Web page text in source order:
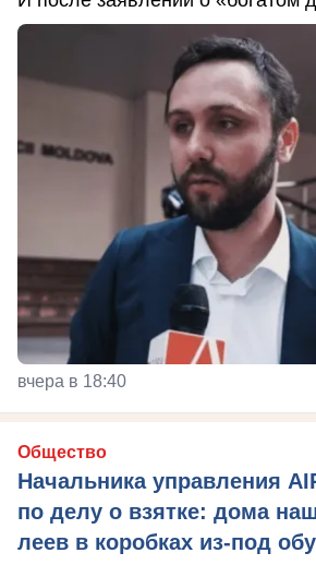
вчера в 18:40
Общество
Начальника управления
по делу о взятке: дома
леев в коробках из-под